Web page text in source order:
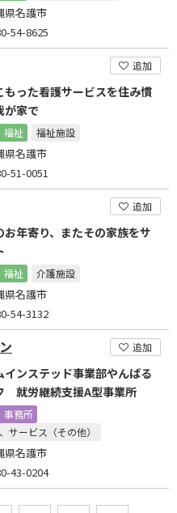
県名護市
54-8625
追加
もった看護サービスを住み慣
が家で
福祉 福祉施設
県名護市
51-0051
追加
お年寄り、またその家族をサ
福祉 介護施設
県名護市
54-3132
追加
インステッド事業部やんばる
就労継続支援A型事業所
事務所
サービス（その他）
県名護市
43-0204